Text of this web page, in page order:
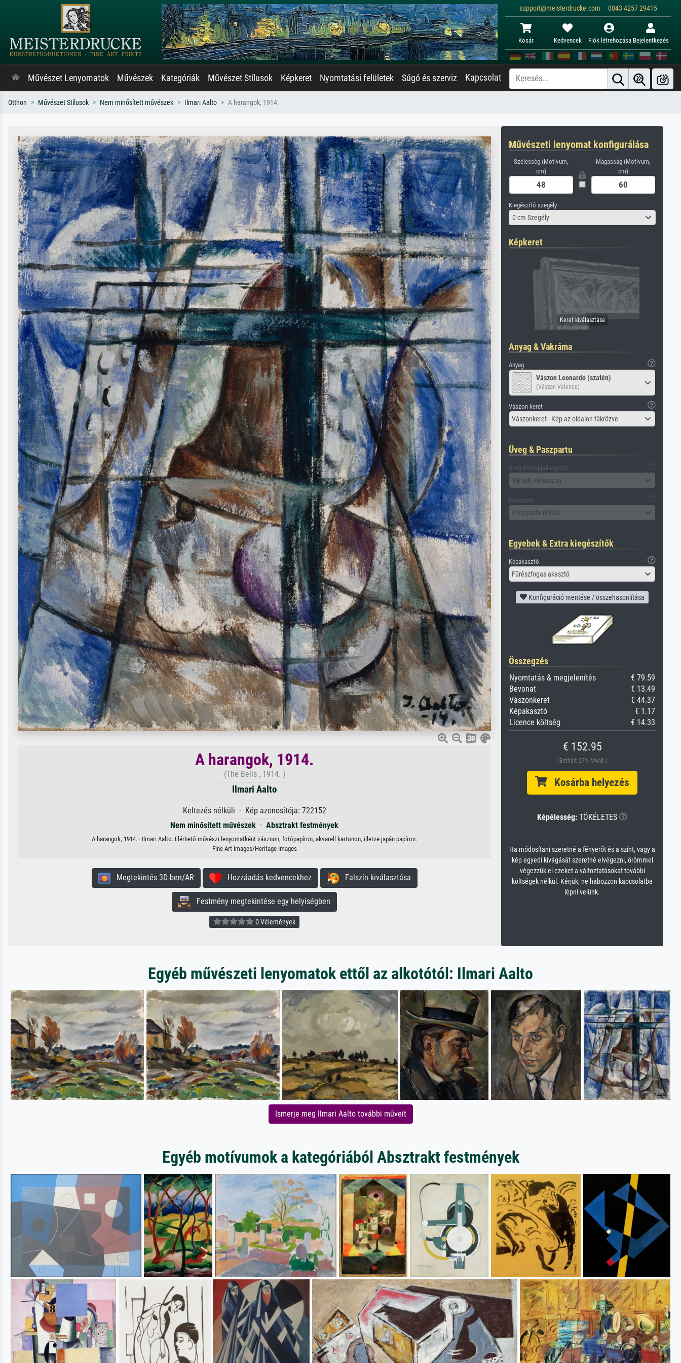
support@meisterdrucke.com · 0043 4257 29415
Kosár Kedvencek Fiók létrehozása Bejelentkezés
Művészet Lenyomatok Művészek Kategóriák Művészet Stílusok Képkeret Nyomtatási felületek Súgó és szerviz Kapcsolat
Otthon Művészet Stílusok Nem minősített művészek Ilmari Aalto A harangok, 1914.
A harangok, 1914.
(The Bells , 1914. )
Ilmari Aalto
Keltezés nélküli · Kép azonosítója: 722152
Nem minősített művészek · Absztrakt festmények
A harangok, 1914. · Ilmari Aalto. Elérhető művészi lenyomatként vásznon, fotópapíron, akvarell kartonon, illetve japán papíron.
Fine Art Images/Heritage Images
Megtekintés 3D-ben/AR Hozzáadás kedvencekhez Falszín kiválasztása
Festmény megtekintése egy helyiségben
0 Vélemények
Művészeti lenyomat konfigurálása
Szélesség (Motívum,
cm)
Magasság (Motívum,
cm)
Kiegészítő szegély
0 cm Szegély
Képkeret
Anyag & Vakráma
Anyag
Vászon Leonardo (szatén)
(Vászon Velence)
Vászon keret
Vászonkeret - Kép az oldalon tükrözve
Üveg & Paszpartu
Üveg (hátlappal együtt)
Kérjük, válasszon
Paszpartu
Paszpartu nélkül
Egyebek & Extra kiegészítők
Képakasztó
Fűrészfogas akasztó
Konfiguráció mentése / összehasonlítása
Összegzés
Nyomtatás & megjelenítés
€ 79.59
Bevonat
€ 13.49
Vászonkeret
€ 44.37
Képakasztó
€ 1.17
Licence költség
€ 14.33
€ 152.95
(Enthält 27% MwSt.)
Kosárba helyezés
Képélesség: TÖKÉLETES
Ha módosítani szeretné a fényerőt és a színt, vagy a
kép egyedi kivágását szeretné elvégezni, örömmel
végezzük el ezeket a változtatásokat további
költségek nélkül. Kérjük, ne habozzon kapcsolatba
lépni velünk.
Egyéb művészeti lenyomatok ettől az alkotótól: Ilmari Aalto
Ismerje meg Ilmari Aalto további műveit
Egyéb motívumok a kategóriából Absztrakt festmények